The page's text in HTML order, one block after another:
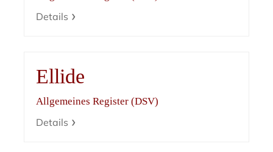
Details
Ellide
Allgemeines Register (DSV)
Details